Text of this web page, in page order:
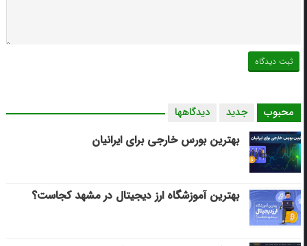
محبوب جدید دیدگاهها
بهترین بورس خارجی برای ایرانیان
بهترین آموزشگاه ارز دیجیتال در مشهد کجاست؟